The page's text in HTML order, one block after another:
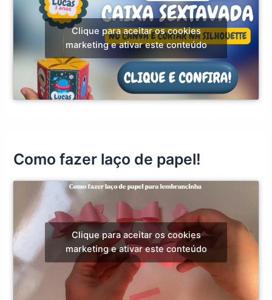
Clique para aceitar os cookies
marketing e ativar este conteúdo
Como fazer laço de papel!
Clique para aceitar os cookies
marketing e ativar este conteúdo